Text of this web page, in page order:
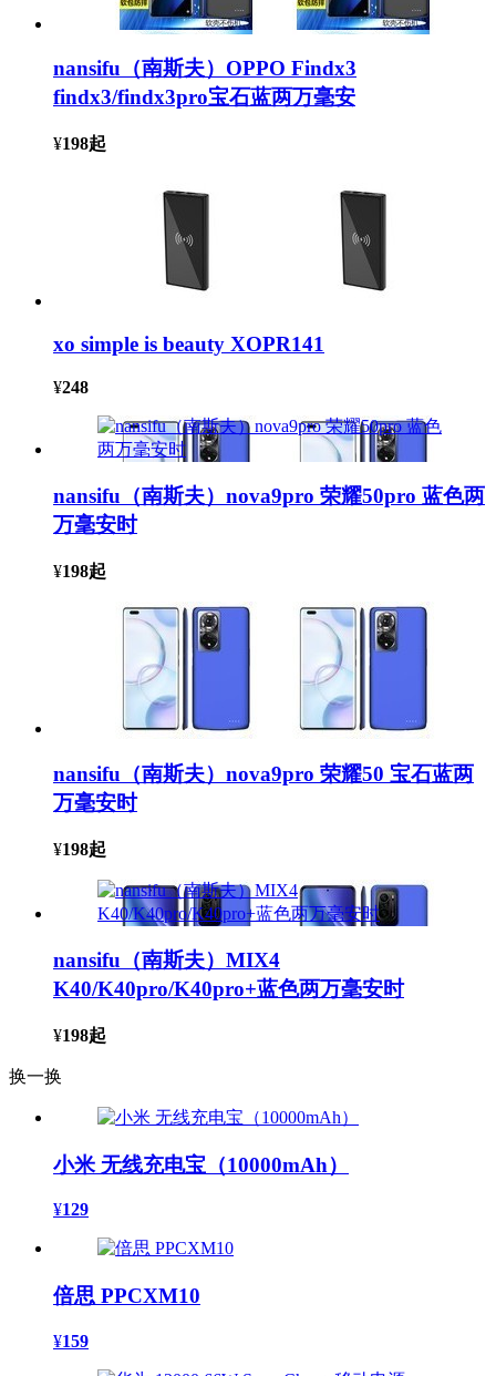
nansifu（南斯夫）OPPO Findx3
findx3/findx3pro宝石蓝两万毫安
¥198起
xo simple is beauty XOPR141
¥248
nansifu（南斯夫）nova9pro 荣耀50pro 蓝色两
万毫安时
¥198起
nansifu（南斯夫）nova9pro 荣耀50 宝石蓝两
万毫安时
¥198起
nansifu（南斯夫）MIX4
K40/K40pro/K40pro+蓝色两万毫安时
¥198起
换一换
小米 无线充电宝（10000mAh）
¥129
倍思 PPCXM10
¥159